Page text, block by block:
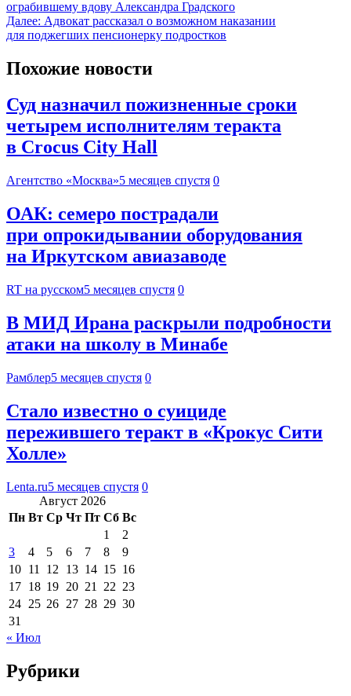
ограбившему вдову Александра Градского
Далее: Адвокат рассказал о возможном наказании
для поджегших пенсионерку подростков
Похожие новости
Суд назначил пожизненные сроки
четырем исполнителям теракта
в Crocus City Hall
Агентство «Москва»5 месяцев спустя 0
ОАК: семеро пострадали
при опрокидывании оборудования
на Иркутском авиазаводе
RT на русском5 месяцев спустя 0
В МИД Ирана раскрыли подробности
атаки на школу в Минабе
Рамблер5 месяцев спустя 0
Стало известно о суициде
пережившего теракт в «Крокус Сити
Холле»
Lenta.ru5 месяцев спустя 0
Август 2026
Пн Вт Ср Чт Пт Сб Вс
1
2
3
4 5 6 7 8
9
10 11 12 13 14 15 16
17 18 19 20 21 22 23
24 25 26 27 28 29 30
31
« Июл
Рубрики